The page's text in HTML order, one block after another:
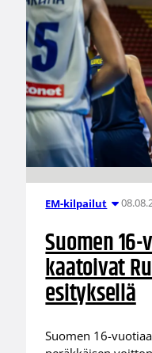
EM-kilpailut
Suomen
kaatoivat
esityksellä
Suomen 16-